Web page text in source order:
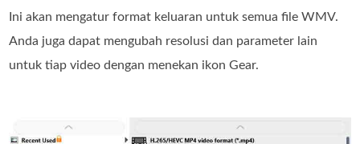
Ini akan mengatur format keluaran untuk semua file WMV.
Anda juga dapat mengubah resolusi dan parameter lain
untuk tiap video dengan menekan ikon Gear.